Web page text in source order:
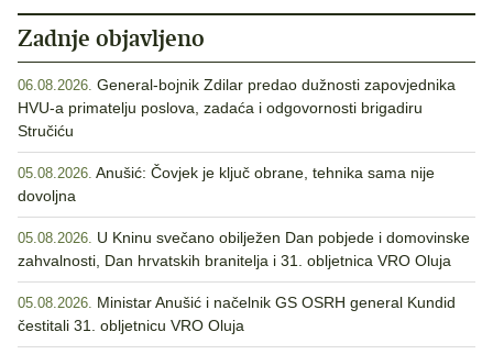
Zadnje objavljeno
06.08.2026. General-bojnik Zdilar predao dužnosti zapovjednika
HVU-a primatelju poslova, zadaća i odgovornosti brigadiru
Stručiću
05.08.2026. Anušić: Čovjek je ključ obrane, tehnika sama nije
dovoljna
05.08.2026. U Kninu svečano obilježen Dan pobjede i domovinske
zahvalnosti, Dan hrvatskih branitelja i 31. obljetnica VRO Oluja
05.08.2026. Ministar Anušić i načelnik GS OSRH general Kundid
čestitali 31. obljetnicu VRO Oluja